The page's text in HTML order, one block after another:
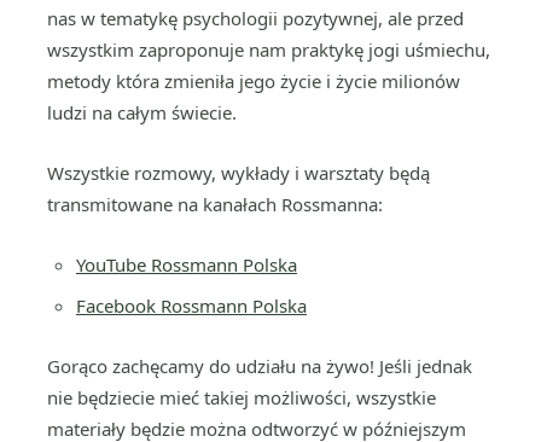
nas w tematykę psychologii pozytywnej, ale przed
wszystkim zaproponuje nam praktykę jogi uśmiechu,
metody która zmieniła jego życie i życie milionów
ludzi na całym świecie.
Wszystkie rozmowy, wykłady i warsztaty będą
transmitowane na kanałach Rossmanna:
YouTube Rossmann Polska
Facebook Rossmann Polska
Gorąco zachęcamy do udziału na żywo! Jeśli jednak
nie będziecie mieć takiej możliwości, wszystkie
materiały będzie można odtworzyć w późniejszym